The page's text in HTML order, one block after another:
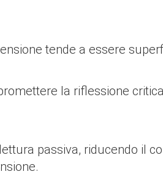
tende a essere
la riflessione
passiva, riducendo il